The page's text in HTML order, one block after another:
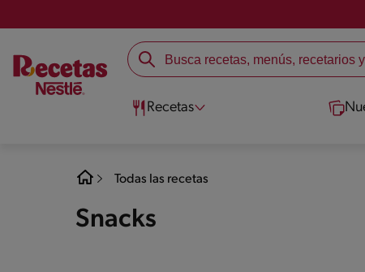
Recetas
Todas las recetas
Snacks